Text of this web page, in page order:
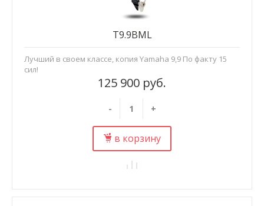
125 900 руб.
- +
в корзину
T9.9BML
Лучший в своем классе, копия Yamaha 9,9 По факту 15
сил!